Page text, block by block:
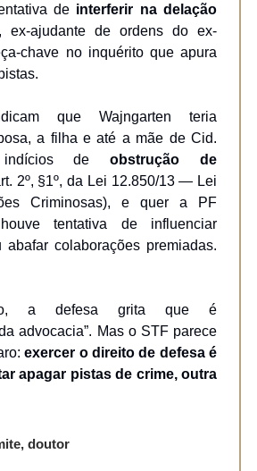
de interferir na delação
, ex-ajudante de ordens do ex-
chave no inquérito que apura
que Wajngarten teria
a filha e até a mãe de Cid.
indícios deobstrução de
2º, §1º, da Lei 12.850/13 — Lei
Criminosas), e quer a PF
tentativa de influenciar
abafar colaborações premiadas.
a defesa grita que é
advocacia”. Mas o STF parece
exercer o direito de defesa é
apagar pistas de crime, outra
doutor